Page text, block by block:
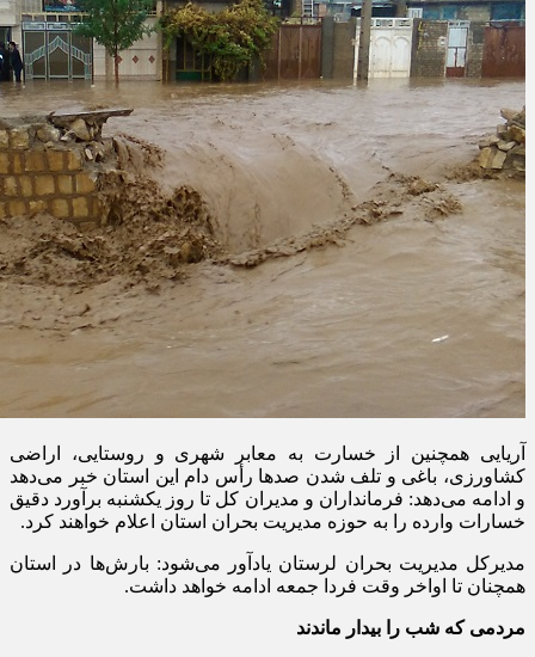
آریایی همچنین از خسارت به معابر شهری و روستایی، اراضی
کشاورزی، باغی و تلف شدن صدها رأس دام این استان خبر می‌دهد
و ادامه می‌دهد: فرمانداران و مدیران کل تا روز یکشنبه برآورد دقیق
خسارات وارده را به حوزه مدیریت بحران استان اعلام خواهند کرد.
مدیرکل مدیریت بحران لرستان یادآور می‌شود: بارش‌ها در استان
همچنان تا اواخر وقت فردا جمعه ادامه خواهد داشت.
مردمی که شب را بیدار ماندند